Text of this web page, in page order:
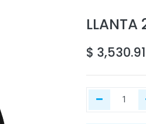
LLANTA
$ 3,530.91